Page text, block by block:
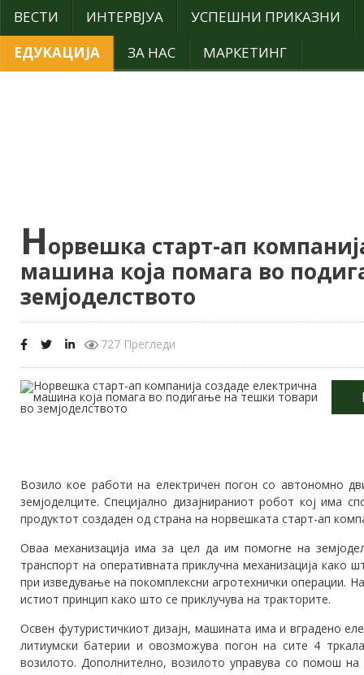
ВЕСТИ ИНТЕРВЈУА
УСПЕШНИ ПРИКАЗНИ
ЕДУКАЦИЈА
ЗА НАС МАРКЕТИНГ
Норвешка старт-ап
машина која помага во
земјоделството
727 Прегледи
Возило кое работи на електричен погон со автономно
земјоделците. Специјално дизајнираниот робот кој има
продуктот создаден од страна на норвешката старт-ап
Оваа механизација има за цел да им помогне на
транспорт на оперативната приклучна механизација како
при изведување на покомплексни агротехнички операции.
истиот принцип како што се приклучува на тракторите.
Освен футуристичкиот дизајн, машината има и вградено
литиумски батерии и овозможува погон на сите 4
возилото. Дополнително, возилото управува со помош на